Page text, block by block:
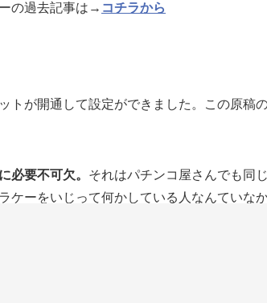
の過去記事は→ コチラから
トが開通して設定ができました。この原稿
必要不可欠。 それはパチンコ屋さんでも同
ケーをいじって何かしている人なんていな